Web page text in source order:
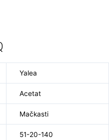
Yalea
Acetat
Mačkasti
51-20-140